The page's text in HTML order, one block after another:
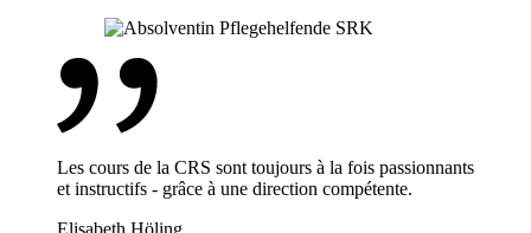
Les cours de la CRS sont toujours à la fois passionnants
et instructifs - grâce à une direction compétente.
Elisabeth Höling